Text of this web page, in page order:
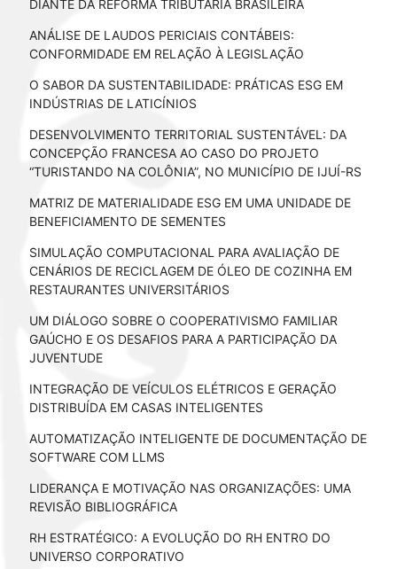
DIANTE DA REFORMA TRIBUTÁRIA BRASILEIRA
ANÁLISE DE LAUDOS PERICIAIS CONTÁBEIS:
CONFORMIDADE EM RELAÇÃO À LEGISLAÇÃO
O SABOR DA SUSTENTABILIDADE: PRÁTICAS ESG EM
INDÚSTRIAS DE LATICÍNIOS
DESENVOLVIMENTO TERRITORIAL SUSTENTÁVEL: DA
CONCEPÇÃO FRANCESA AO CASO DO PROJETO
“TURISTANDO NA COLÔNIA”, NO MUNICÍPIO DE IJUÍ-RS
MATRIZ DE MATERIALIDADE ESG EM UMA UNIDADE DE
BENEFICIAMENTO DE SEMENTES
SIMULAÇÃO COMPUTACIONAL PARA AVALIAÇÃO DE
CENÁRIOS DE RECICLAGEM DE ÓLEO DE COZINHA EM
RESTAURANTES UNIVERSITÁRIOS
UM DIÁLOGO SOBRE O COOPERATIVISMO FAMILIAR
GAÚCHO E OS DESAFIOS PARA A PARTICIPAÇÃO DA
JUVENTUDE
INTEGRAÇÃO DE VEÍCULOS ELÉTRICOS E GERAÇÃO
DISTRIBUÍDA EM CASAS INTELIGENTES
AUTOMATIZAÇÃO INTELIGENTE DE DOCUMENTAÇÃO DE
SOFTWARE COM LLMS
LIDERANÇA E MOTIVAÇÃO NAS ORGANIZAÇÕES: UMA
REVISÃO BIBLIOGRÁFICA
RH ESTRATÉGICO: A EVOLUÇÃO DO RH ENTRO DO
UNIVERSO CORPORATIVO